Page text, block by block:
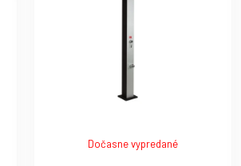
Dočasne vypredané